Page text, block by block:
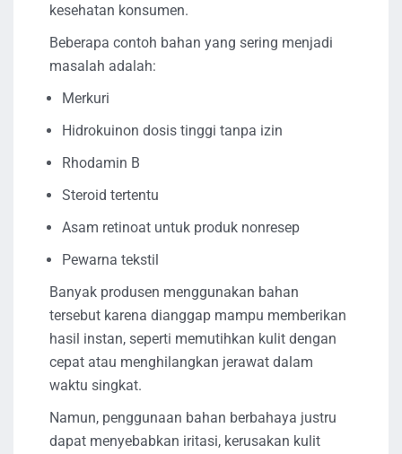
kesehatan konsumen.
Beberapa contoh bahan yang sering menjadi
masalah adalah:
Merkuri
Hidrokuinon dosis tinggi tanpa izin
Rhodamin B
Steroid tertentu
Asam retinoat untuk produk nonresep
Pewarna tekstil
Banyak produsen menggunakan bahan
tersebut karena dianggap mampu memberikan
hasil instan, seperti memutihkan kulit dengan
cepat atau menghilangkan jerawat dalam
waktu singkat.
Namun, penggunaan bahan berbahaya justru
dapat menyebabkan iritasi, kerusakan kulit